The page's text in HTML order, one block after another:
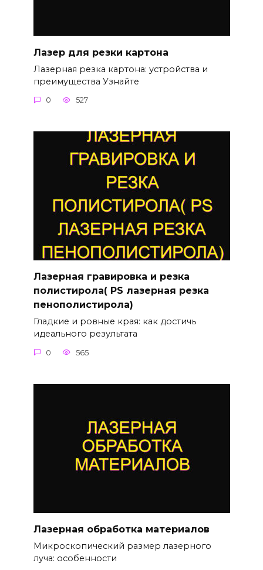
Лазер для резки картона
Лазерная резка картона: устройства и
преимущества Узнайте
0 527
Лазерная гравировка и резка
полистирола( PS лазерная резка
пенополистирола)
Гладкие и ровные края: как достичь
идеального результата
0 565
Лазерная обработка материалов
Микроскопический размер лазерного
луча: особенности